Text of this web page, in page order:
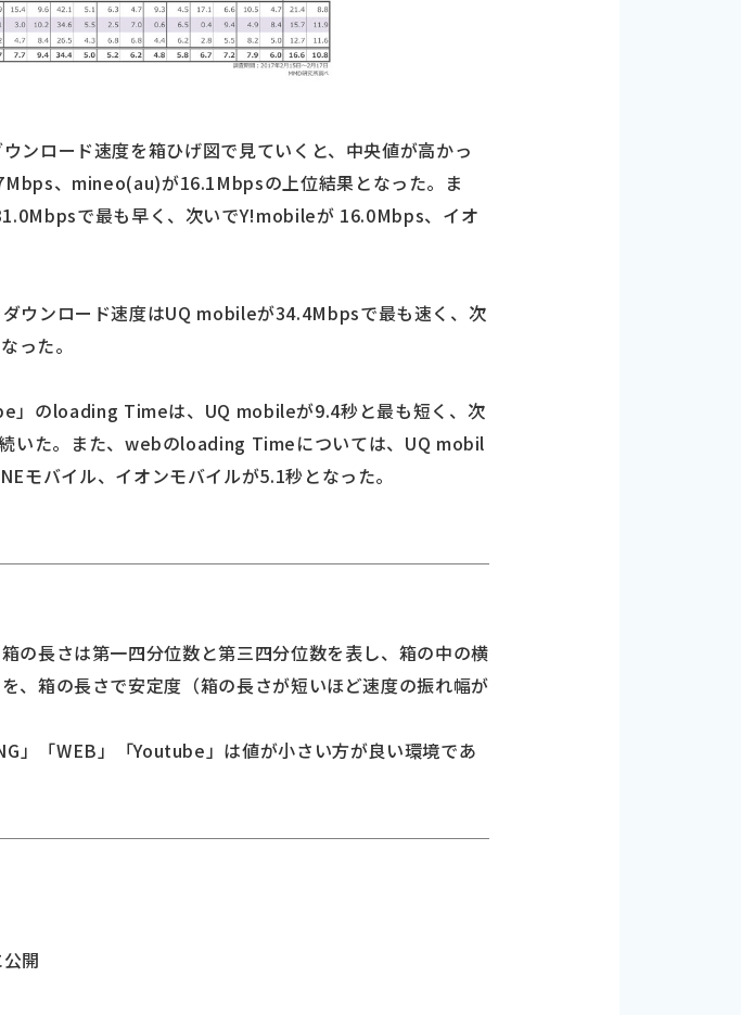
ンロード速度を箱ひげ図で見ていくと、中央値が高かっ
、mineo(au)が16.1Mbpsの上位結果となった。ま
で最も早く、次いでY!mobileが 16.0Mbps、イオ
ウンロード速度はUQ mobileが34.4Mbpsで最も速く、次
った。
」のloading Timeは、UQ mobileが9.4秒と最も短く、次
いた。また、webのloading Timeについては、UQ mobil
モバイル、イオンモバイルが5.1秒となった。
の長さは第一四分位数と第三四分位数を表し、箱の中の横
、箱の長さで安定度（箱の長さが短いほど速度の振れ幅が
」「WEB」「Youtube」は値が小さい方が良い環境であ
開